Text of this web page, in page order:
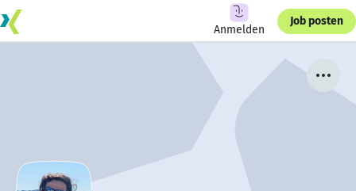
Anmelden
Job posten